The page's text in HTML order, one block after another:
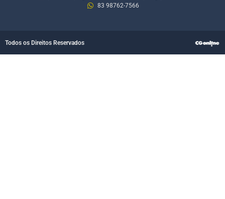
83 98762-7566
Todos os Direitos Reservados